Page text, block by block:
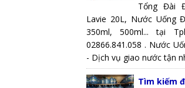
Tổng Đài
Lavie 20L, Nước Uống
350ml, 500ml... tại
02866.841.058 . Nước
- Dịch vụ giao nước tận
Tìm kiếm